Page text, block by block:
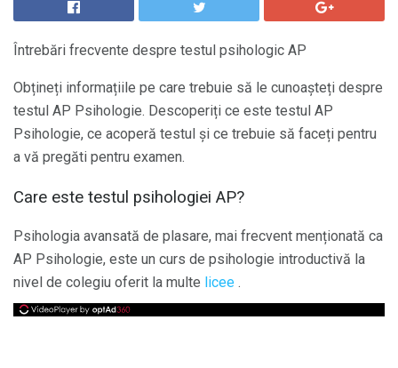
Întrebări frecvente despre testul psihologic AP
Obțineți informațiile pe care trebuie să le cunoașteți despre
testul AP Psihologie. Descoperiți ce este testul AP
Psihologie, ce acoperă testul și ce trebuie să faceți pentru
a vă pregăti pentru examen.
Care este testul psihologiei AP?
Psihologia avansată de plasare, mai frecvent menționată ca
AP Psihologie, este un curs de psihologie introductivă la
nivel de colegiu oferit la multe licee .